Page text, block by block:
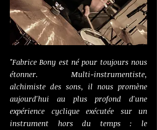
"Fabrice Bony est né pour toujours nous
étonner. Multi-instrumentiste,
alchimiste des sons, il nous promène
aujourd'hui au plus profond d'une
expérience cyclique exécutée sur un
instrument hors du temps : le